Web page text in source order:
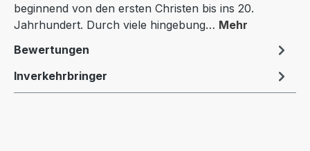
beginnend von den ersten Christen bis ins 20.
Jahrhundert. Durch viele hingebung… Mehr
Bewertungen
Inverkehrbringer